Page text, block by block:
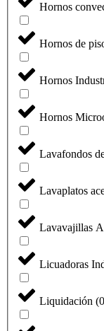
Hornos
Hornos de
Hornos
Hornos
Lavafondos
Lavaplatos
Lavavajillas
Licuadoras
Liquidación (0